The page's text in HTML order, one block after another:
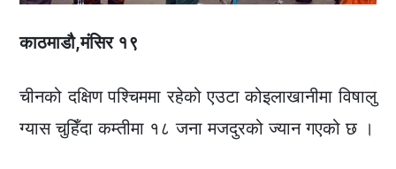
काठमाडौ,मंसिर १९
चीनको दक्षिण पश्चिममा रहेको एउटा कोइलाखानीमा विषालु
ग्यास चुहिँदा कम्तीमा १८ जना मजदुरको ज्यान गएको छ ।